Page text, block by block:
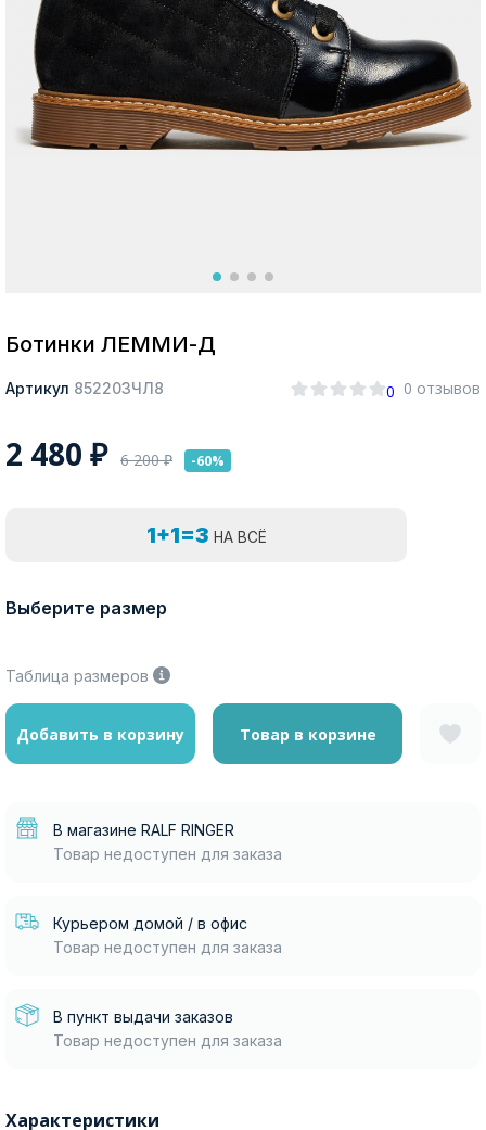
Москва
Ботинки ЛЕММИ-Д
Артикул 852203ЧЛ8 0 0 отзывов
2 480 ₽ 6 200₽ -60%
1+1=3 НА ВСЁ
Выберите размер
Таблица размеров
Добавить в корзину Товар в корзине
В магазине RALF RINGER
Товар недоступен для заказа
Курьером домой / в офис
Товар недоступен для заказа
В пункт выдачи заказов
Товар недоступен для заказа
Характеристики